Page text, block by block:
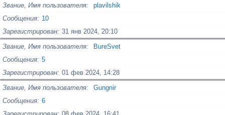
Звание, Имя пользователя
plavilshik
Сообщения
10
Зарегистрирован 31 янв 2024, 20:10
Звание, Имя пользователя
BureSvet
Сообщения 5
Зарегистрирован 01 фев 2024, 14:28
Звание, Имя пользователя
Gungnir
Сообщения 6